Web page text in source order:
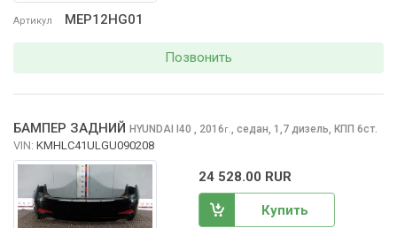
Артикул MEP12HG01
Позвонить
БАМПЕР ЗАДНИЙ HYUNDAI I40 , 2016г. седан, 1,7 дизель, КПП 6ст.
VIN: KMHLC41ULGU090208
24 528.00 RUR
Купить